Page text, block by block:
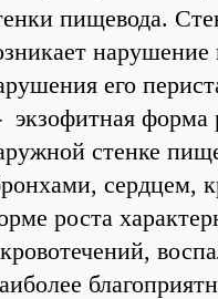
пищевода.
его
экзофитная форма
стенке
сердцем,
роста